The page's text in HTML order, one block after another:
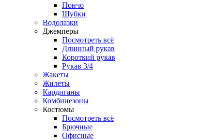
Пончо
Шубки
Водолазки
Джемперы
Посмотреть всё
Длинный рукав
Короткий рукав
Рукав 3/4
Жакеты
Жилеты
Кардиганы
Комбинезоны
Костюмы
Посмотреть всё
Брючные
Офисные